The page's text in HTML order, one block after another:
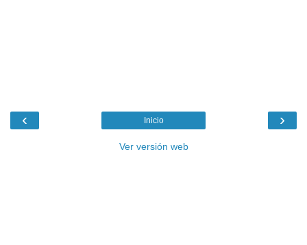
‹ ›
Inicio
Ver versión web